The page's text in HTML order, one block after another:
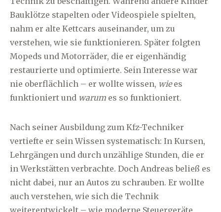
Bauklötze stapelten oder Videospiele spielten,
nahm er alte Kettcars auseinander, um zu
verstehen, wie sie funktionieren. Später folgten
Mopeds und Motorräder, die er eigenhändig
restaurierte und optimierte. Sein Interesse war
nie oberflächlich – er wollte wissen, wiees
funktioniert und warum es so funktioniert.
Nach seiner Ausbildung zum Kfz-Techniker
vertiefte er sein Wissen systematisch: In Kursen,
Lehrgängen und durch unzählige Stunden, die er
in Werkstätten verbrachte. Doch Andreas beließ es
nicht dabei, nur an Autos zu schrauben. Er wollte
auch verstehen, wie sich die Technik
weiterentwickelt – wie moderne Steuergeräte